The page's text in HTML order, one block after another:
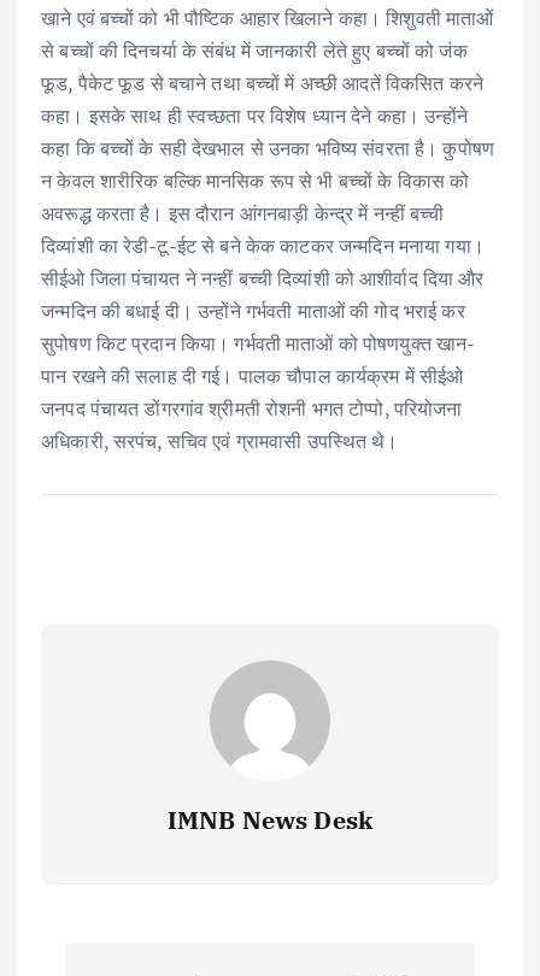
खाने एवं बच्चों को भी पौष्टिक आहार खिलाने कहा। शिशुवती माताओं
से बच्चों की दिनचर्या के संबंध में जानकारी लेते हुए बच्चों को जंक
फूड, पैकेट फूड से बचाने तथा बच्चों में अच्छी आदतें विकसित करने
कहा। इसके साथ ही स्वच्छता पर विशेष ध्यान देने कहा। उन्होंने
कहा कि बच्चों के सही देखभाल से उनका भविष्य संवरता है। कुपोषण
न केवल शारीरिक बल्कि मानसिक रूप से भी बच्चों के विकास को
अवरूद्ध करता है। इस दौरान आंगनबाड़ी केन्द्र में नन्हीं बच्ची
दिव्यांशी का रेडी-टू-ईट से बने केक काटकर जन्मदिन मनाया गया।
सीईओ जिला पंचायत ने नन्हीं बच्ची दिव्यांशी को आशीर्वाद दिया और
जन्मदिन की बधाई दी। उन्होंने गर्भवती माताओं की गोद भराई कर
सुपोषण किट प्रदान किया। गर्भवती माताओं को पोषणयुक्त खान-
पान रखने की सलाह दी गई। पालक चौपाल कार्यक्रम में सीईओ
जनपद पंचायत डोंगरगांव श्रीमती रोशनी भगत टोप्पो, परियोजना
अधिकारी, सरपंच, सचिव एवं ग्रामवासी उपस्थित थे।
IMNB News Desk